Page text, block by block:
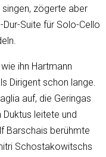
singen, zögerte aber
Suite für Solo-Cello
ihn Hartmann
Dirigent schon lange.
auf, die Geringas
leitete und
Barschais berühmte
Schostakowitschs